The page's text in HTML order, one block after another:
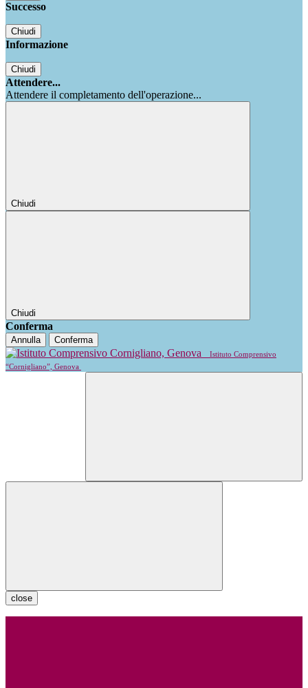
Successo
Chiudi
Informazione
Chiudi
Attendere...
Attendere il completamento dell'operazione...
Chiudi
Chiudi
Conferma
Annulla Conferma
Istituto Comprensivo
“Cornigliano”, Genova
close